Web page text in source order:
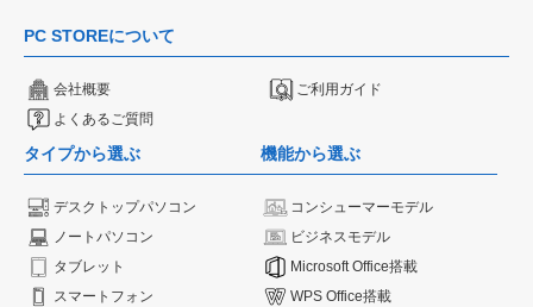
PC STOREについて
会社概要
ご利用ガイド
よくあるご質問
タイプから選ぶ
デスクトップパソコン
ノートパソコン
タブレット
スマートフォン
機能から選ぶ
コンシューマーモデル
ビジネスモデル
Microsoft Office搭載
WPS Office搭載